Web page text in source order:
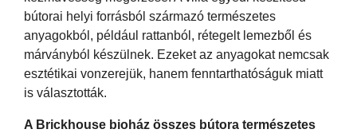
bútorai helyi forrásból származó természetes
anyagokból, például rattanból, rétegelt lemezből és
márványból készülnek. Ezeket az anyagokat nemcsak
esztétikai vonzerejük, hanem fenntarthatóságuk miatt
is választották.
A Brickhouse bioház összes bútora természetes